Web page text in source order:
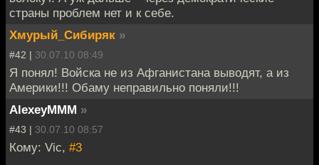
страны проблем нет и к себе.
Хмурый_Сибиряк »
#42 | 30.07.10 08:49
Я понял! Войска не из Афганистана выводят, а из
Америки!!! Обаму неправильно поняли!!!
AlexeyMMM »
#43 | 30.07.10 08:57
Кому: Vic, #3